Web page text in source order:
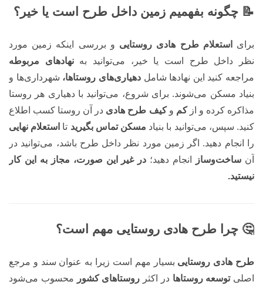
📝 چگونه بفهمیم زمین داخل طرح است یا خیر؟
برای استعلام طرح هادی روستایی و بررسی اینکه زمین مورد
نظر داخل طرح است یا خیر، می‌توانید بهنهادهای مربوطه
مراجعه کنید این نهادها شاملدهیاری‌های روستاها، شهرداری‌ها و
بنیاد مسکن می‌شوند. برای شروع، می‌توانید با دهیاری هر روستا
مذاکره کرده و ازکم وکیف طرح هادی در آن روستا کسب اطلاع
کنید. سپس، می‌توانید با بنیاد مسکن تماس بگیرید تا استعلام نهایی
را انجام دهید. اگر زمین مورد نظر داخل طرح باشد، می‌توانید در
آن ساخت‌وساز انجام دهید؛ در غیر این صورت، مجاز به این کار
نیستید.
🤔 چرا طرح هادی روستایی مهم است؟
طرح هادی روستایی بسیار مهم است زیرا به عنوان سند و مرجع
اصلیتوسعه روستاها در اکثر روستاهای کشور
محسوب می‌شود